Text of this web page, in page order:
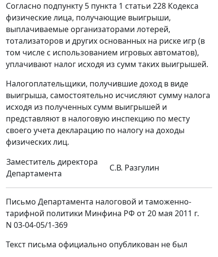
Согласно подпункту 5 пункта 1 статьи 228 Кодекса
физические лица, получающие выигрыши,
выплачиваемые организаторами лотерей,
тотализаторов и других основанных на риске игр (в
том числе с использованием игровых автоматов),
уплачивают налог исходя из сумм таких выигрышей.
Налогоплательщики, получившие доход в виде
выигрыша, самостоятельно исчисляют сумму налога
исходя из полученных сумм выигрышей и
представляют в налоговую инспекцию по месту
своего учета декларацию по налогу на доходы
физических лиц.
Заместитель директора
Департамента
С.В. Разгулин
Письмо Департамента налоговой и таможенно-
тарифной политики Минфина РФ от 20 мая 2011 г.
N 03-04-05/1-369
Текст письма официально опубликован не был